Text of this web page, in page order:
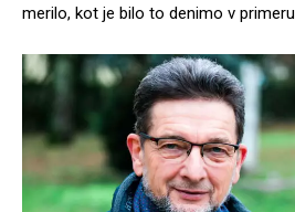
merilo, kot je bilo to denimo v primeru